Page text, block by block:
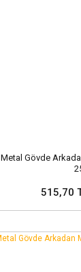
Metal Gövde
515,70